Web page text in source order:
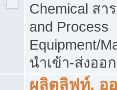
Chemical สา
and Process
Equipment/
นำเข้า-ส่งอ
ผลิตลิฟท์, อ